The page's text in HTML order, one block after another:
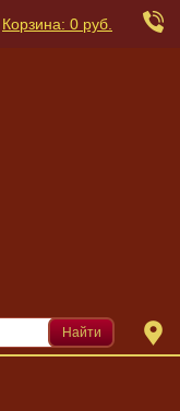
Корзина: 0 руб.
Найти